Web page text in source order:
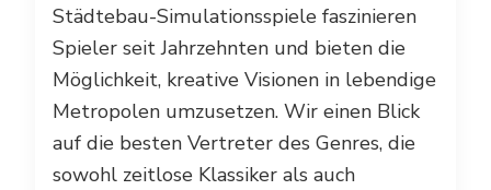
Städtebau-Simulationsspiele faszinieren
Spieler seit Jahrzehnten und bieten die
Möglichkeit, kreative Visionen in lebendige
Metropolen umzusetzen. Wir einen Blick
auf die besten Vertreter des Genres, die
sowohl zeitlose Klassiker als auch